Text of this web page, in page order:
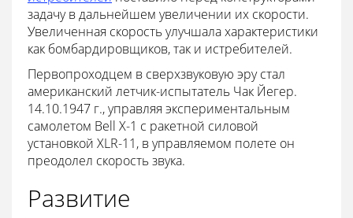
задачу в дальнейшем увеличении их скорости.
Увеличенная скорость улучшала характеристики
как бомбардировщиков, так и истребителей.
Первопроходцем в сверхзвуковую эру стал
американский летчик-испытатель Чак Йегер.
14.10.1947 г., управляя экспериментальным
самолетом Bell X-1 с ракетной силовой
установкой XLR-11, в управляемом полете он
преодолел скорость звука.
Развитие